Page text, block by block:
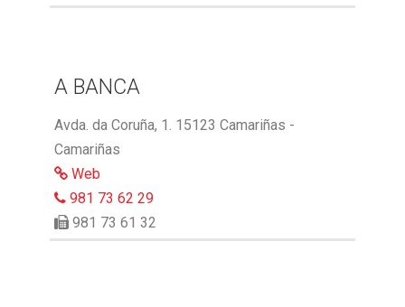
A BANCA
Avda. da Coruña, 1. 15123 Camariñas -
Camariñas
Web
981 73 62 29
981 73 61 32